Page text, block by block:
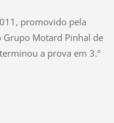
promovido pela
Grupo Motard Pinhal de
a prova em 3.º